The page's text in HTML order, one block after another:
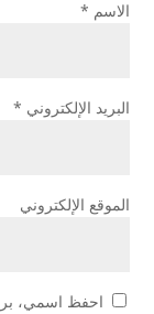
الاسم *
البريد الإلكتروني *
الموقع الإلكتروني
احفظ اسمي،